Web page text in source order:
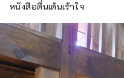
หนังสือตื่นเต้นเร้าใจ